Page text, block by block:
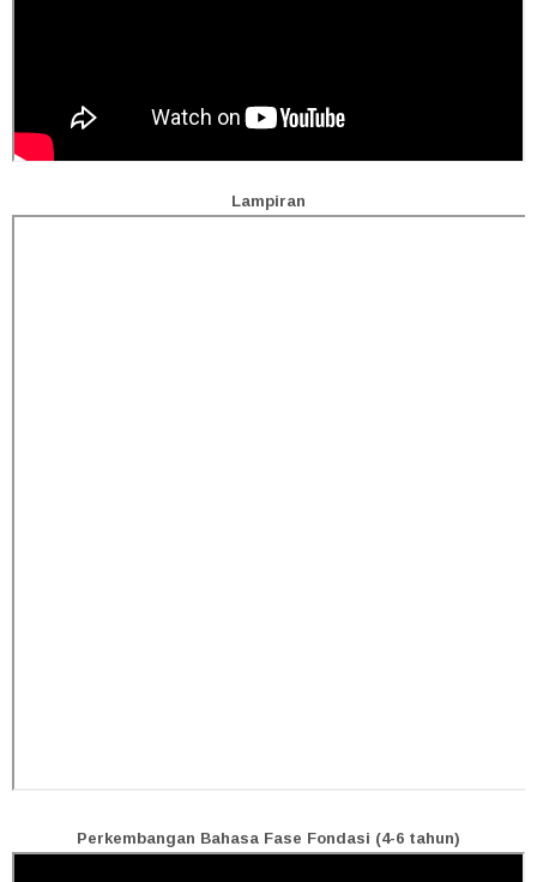
Lampiran
Perkembangan Bahasa Fase Fondasi (4-6 tahun)